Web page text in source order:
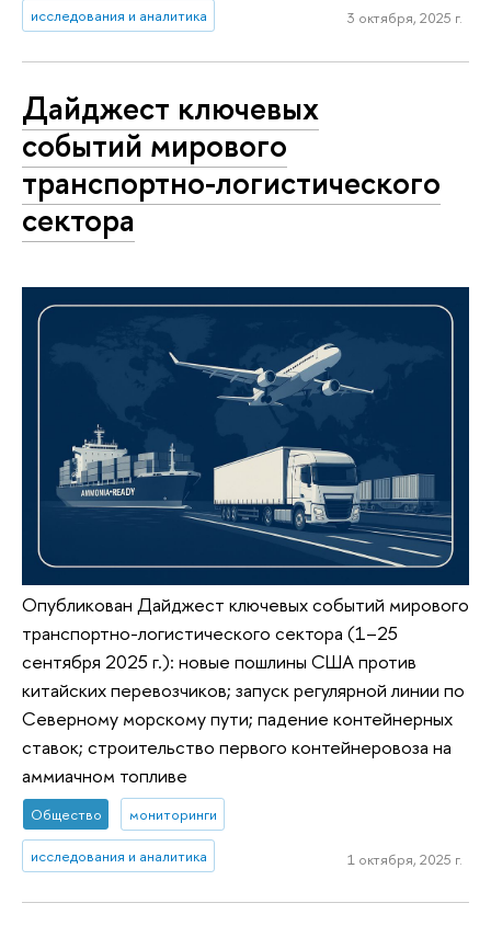
исследования и аналитика 3 октября, 2025 г.
Дайджест ключевых
событий мирового
транспортно-логистического
сектора
Опубликован Дайджест ключевых событий мирового
транспортно-логистического сектора (1–25
сентября 2025 г.): новые пошлины США против
китайских перевозчиков; запуск регулярной линии по
Северному морскому пути; падение контейнерных
ставок; строительство первого контейнеровоза на
аммиачном топливе
Общество мониторинги
исследования и аналитика 1 октября, 2025 г.